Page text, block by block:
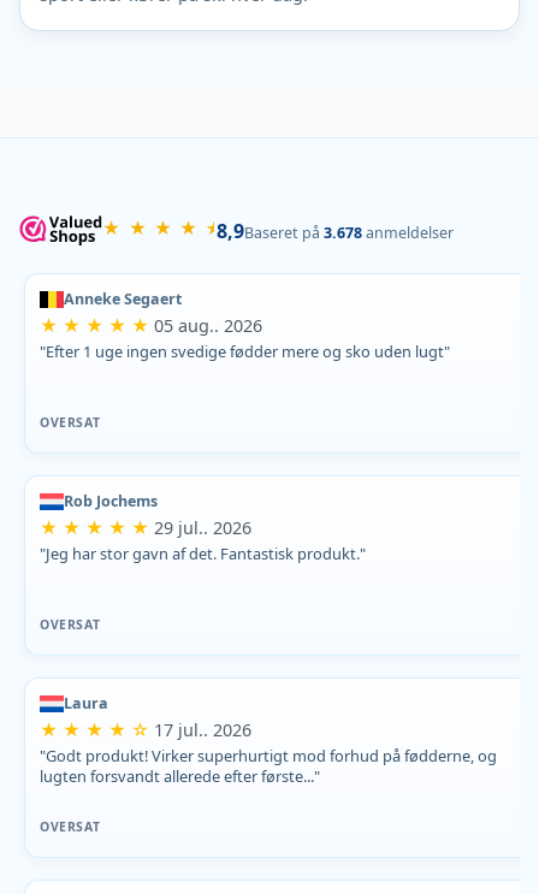
★ ★ ★ ★ ⯨8,9Baseret på 3.678anmeldelser
Anneke Segaert
★ ★ ★ ★ ★ 05 aug.. 2026
"Efter 1 uge ingen svedige fødder mere og sko uden lugt"
OVERSAT
Rob Jochems
★ ★ ★ ★ ★ 29 jul.. 2026
"Jeg har stor gavn af det. Fantastisk produkt."
OVERSAT
Laura
★ ★ ★ ★ ☆ 17 jul.. 2026
"Godt produkt! Virker superhurtigt mod forhud på fødderne, og
lugten forsvandt allerede efter første..."
OVERSAT